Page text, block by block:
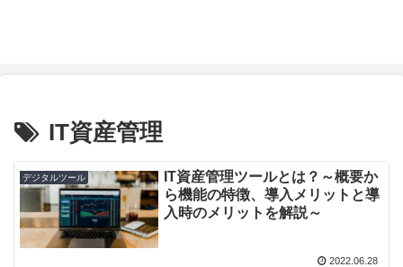
IT資産管理
デジタルツール
IT資産管理ツールとは？～概要か
ら機能の特徴、導入メリットと導
入時のメリットを解説～
2022.06.28